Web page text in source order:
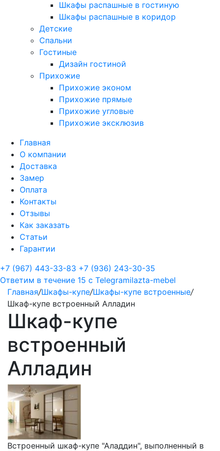
Шкафы распашные в гостиную
Шкафы распашные в коридор
Детские
Спальни
Гостиные
Дизайн гостиной
Прихожие
Прихожие эконом
Прихожие прямые
Прихожие угловые
Прихожие эксклюзив
Главная
О компании
Доставка
Замер
Оплата
Контакты
Отзывы
Как заказать
Статьи
Гарантии
+7 (967) 443-33-83 +7 (936) 243-30-35
Ответим в течение 15 с Telegramilazta-mebel
Главная/Шкафы-купе/Шкафы-купе встроенные/
Шкаф-купе встроенный Алладин
Шкаф-купе
встроенный
Алладин
Встроенный шкаф-купе "Аладдин", выполненный в